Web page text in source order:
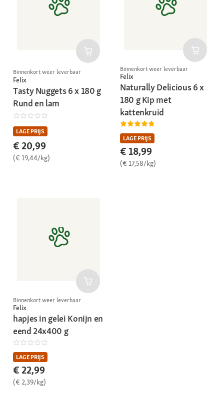
Binnenkort weer leverbaar
Felix
Tasty Nuggets 6 x 180 g
Rund en lam
LAGE PRIJS
€ 20,99
(€ 19,44/kg)
Binnenkort weer leverbaar
Felix
Naturally Delicious 6 x
180 g Kip met
kattenkruid
LAGE PRIJS
€ 18,99
(€ 17,58/kg)
Binnenkort weer leverbaar
Felix
hapjes in gelei Konijn en
eend 24x400 g
LAGE PRIJS
€ 22,99
(€ 2,39/kg)